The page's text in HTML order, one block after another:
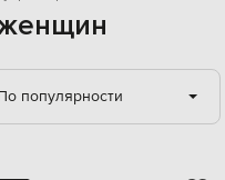
популярности